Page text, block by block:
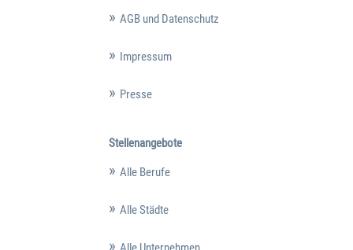
AGB und Datenschutz
Impressum
Presse
Stellenangebote
Alle Berufe
Alle Städte